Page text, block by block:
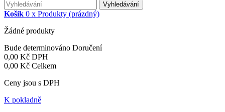
Vyhledávání
Košík 0 x Produkty (prázdný)
Žádné produkty
Bude determinováno Doručení
0,00 Kč DPH
0,00 Kč Celkem
Ceny jsou s DPH
K pokladně